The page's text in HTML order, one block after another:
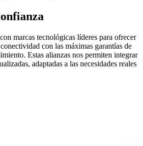
marcas tecnológicas líderes para ofrecer
con las máximas garantías de
Estas alianzas nos permiten integrar
adaptadas a las necesidades reales